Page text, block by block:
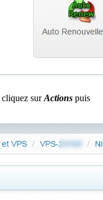
cliquez surActions puis